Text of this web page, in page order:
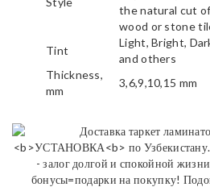
the natural cut of
wood or stone
Tint
Light, Bright,
and others
Thickness,
mm
3,6,9,10,15 mm